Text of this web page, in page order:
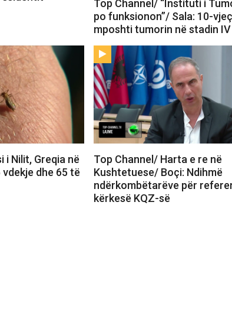
Top Channel/ “Instituti i
po funksionon”/ Sala: 10-
mposhti tumorin në stadin IV
i Nilit, Greqia në
dhe 65 të
Top Channel/ Harta e re në
Kushtetuese/ Boçi: Ndihmë
ndërkombëtarëve për
kërkesë KQZ-së